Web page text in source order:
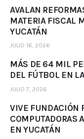
AVALAN
MATERIA FISCAL
YUCATÁN
JULIO 16, 2026
MÁS DE 64 MIL
DEL FÚTBOL EN
JULIO 7, 2026
VIVE FUNDACIÓN
COMPUTADORAS
EN YUCATÁN